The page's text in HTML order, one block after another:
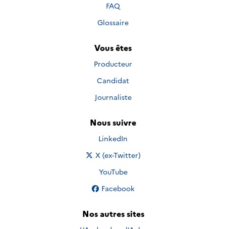
FAQ
Glossaire
Vous êtes
Producteur
Candidat
Journaliste
Nous suivre
Nous suivre sur
LinkedIn
Nous suivre sur
X (ex-Twitter)
Nous suivre sur
YouTube
Nous suivre sur
Facebook
Nos autres sites